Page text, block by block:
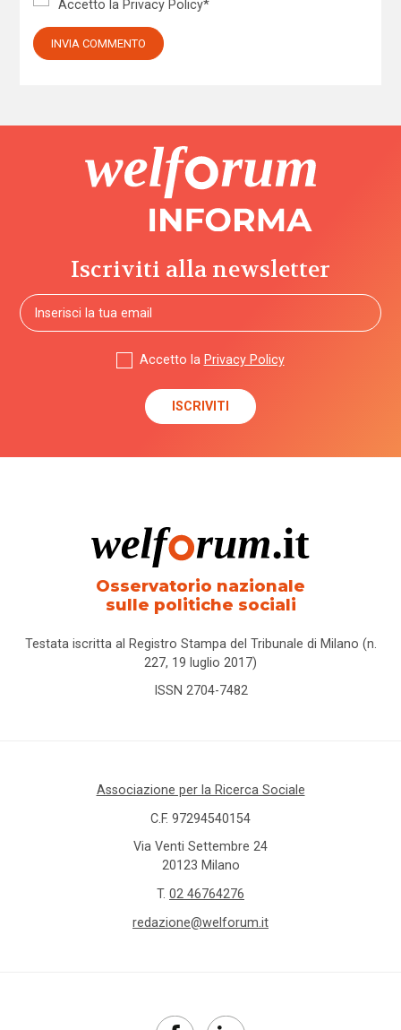
Accetto la Privacy Policy*
Iscriviti alla newsletter
Accetto la Privacy Policy
Osservatorio nazionale
sulle politiche sociali
Testata iscritta al Registro Stampa del Tribunale di Milano (n.
227, 19 luglio 2017)
ISSN 2704-7482
Associazione per la Ricerca Sociale
C.F. 97294540154
Via Venti Settembre 24
20123 Milano
T. 02 46764276
redazione@welforum.it